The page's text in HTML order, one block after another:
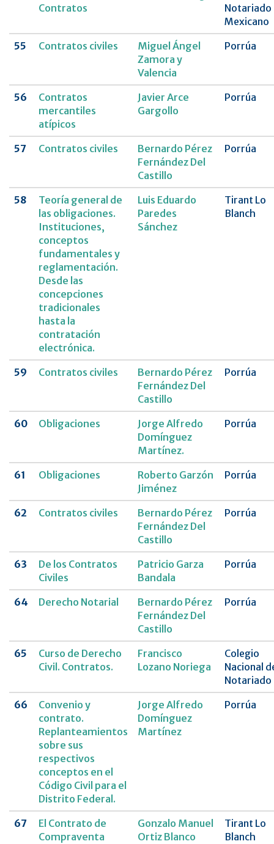
Contratos
Notariado
Mexicano
55
Contratos civiles
Miguel Ángel
Zamora y
Valencia
Porrúa
56
Contratos
mercantiles
atípicos
Javier Arce
Gargollo
Porrúa
57 Contratos civiles
Bernardo Pérez
Fernández Del
Castillo
Porrúa
58
Teoría general de
las obligaciones.
Instituciones,
conceptos
fundamentales y
reglamentación.
Desde las
concepciones
tradicionales
hasta la
contratación
electrónica.
Luis Eduardo
Paredes
Sánchez
Tirant Lo
Blanch
59 Contratos civiles
Bernardo Pérez
Fernández Del
Castillo
Porrúa
60 Obligaciones
Jorge Alfredo
Domínguez
Martínez.
Porrúa
61 Obligaciones
Roberto Garzón
Jiménez
Porrúa
62 Contratos civiles
Bernardo Pérez
Fernández Del
Castillo
Porrúa
63
De los Contratos
Civiles
Patricio Garza
Bandala
Porrúa
64 Derecho Notarial
Bernardo Pérez
Fernández Del
Castillo
Porrúa
65
Curso de Derecho
Civil. Contratos.
Francisco
Lozano Noriega
Colegio
Nacional
Notariado
66
Convenio y
contrato.
Replanteamientos
sobre sus
respectivos
conceptos en el
Código Civil para el
Distrito Federal.
Jorge Alfredo
Domínguez
Martínez
Porrúa
67
El Contrato de
Compraventa
Gonzalo Manuel
Ortiz Blanco
Tirant Lo
Blanch